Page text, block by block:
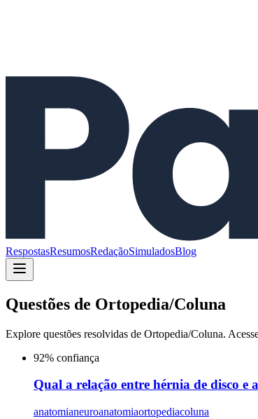
RespostasResumosRedaçãoSimuladosBlog
Questões de Ortopedia/Coluna
Explore questões resolvidas de Ortopedia/Coluna.
92% confiança
Qual a relação entre hérnia de disco e
anatomianeuroanatomiaortopediacoluna